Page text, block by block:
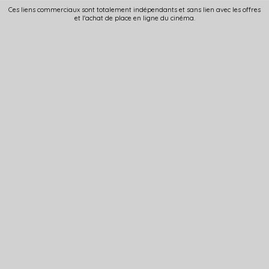
Ces liens commerciaux sont totalement indépendants et sans lien avec les offres
et l'achat de place en ligne du cinéma.